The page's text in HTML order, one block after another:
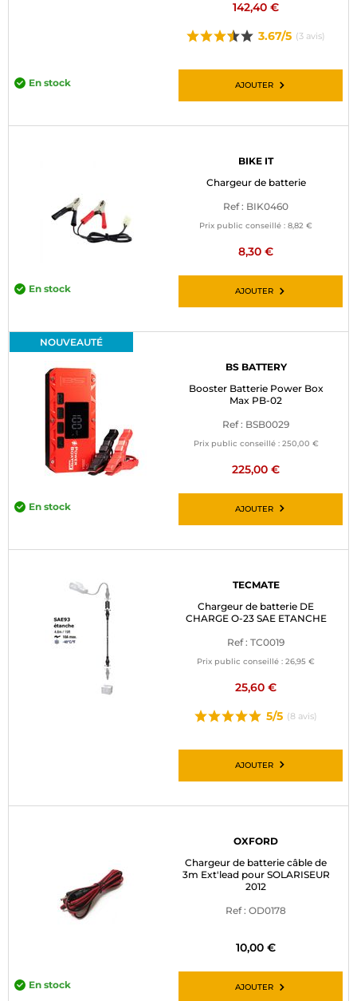
142,40 €
3.67/5 (3 avis)
En stock AJOUTER
BIKE IT
Chargeur de batterie
Ref : BIK0460
Prix public conseillé : 8,82 €
8,30 €
En stock AJOUTER
NOUVEAUTÉ
BS BATTERY
Booster Batterie Power Box
Max PB-02
Ref : BSB0029
Prix public conseillé : 250,00 €
225,00 €
En stock AJOUTER
TECMATE
Chargeur de batterie DE
CHARGE O-23 SAE ETANCHE
Ref : TC0019
Prix public conseillé : 26,95 €
25,60 €
5/5 (8 avis)
AJOUTER
OXFORD
Chargeur de batterie câble de
3m Ext'lead pour SOLARISEUR
2012
Ref : OD0178
10,00 €
En stock AJOUTER